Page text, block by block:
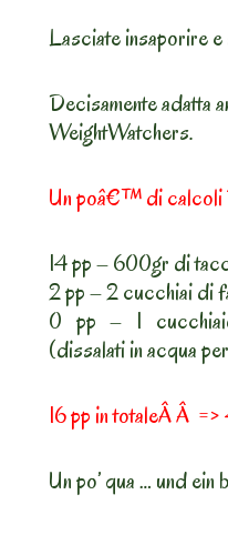
Lasciate insaporire
Decisamente adatta
WeightWatchers.
Un poâ€™ di calcoli
14 pp – 600gr di
2 pp – 2 cucchiai di
0 pp – 1
(dissalati in acqua
16 pp in totaleÂ Â
Un po’ qua … und